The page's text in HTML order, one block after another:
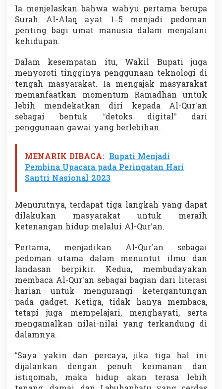
a
n
g
i
G
d
g
e
t
P
e
b
a
a
k
M
e
b
a
c
a
l
-
Q
u
r
’
a
Ia menjelaskan bahwa wahyu pertama berupa
Surah Al-Alaq ayat 1–5 menjadi pedoman
penting bagi umat manusia dalam menjalani
kehidupan.
Dalam kesempatan itu, Wakil Bupati juga
menyoroti tingginya penggunaan teknologi di
tengah masyarakat. Ia mengajak masyarakat
memanfaatkan momentum Ramadhan untuk
lebih mendekatkan diri kepada Al-Qur’an
sebagai bentuk “detoks digital” dari
penggunaan gawai yang berlebihan.
MENARIK DIBACA: Bupati Menjadi
Pembina Upacara pada Peringatan Hari
Santri Nasional 2023
Menurutnya, terdapat tiga langkah yang dapat
dilakukan masyarakat untuk meraih
ketenangan hidup melalui Al-Qur’an.
Pertama, menjadikan Al-Qur’an sebagai
pedoman utama dalam menuntut ilmu dan
landasan berpikir. Kedua, membudayakan
membaca Al-Qur’an sebagai bagian dari literasi
harian untuk mengurangi ketergantungan
pada gadget. Ketiga, tidak hanya membaca,
tetapi juga mempelajari, menghayati, serta
mengamalkan nilai-nilai yang terkandung di
dalamnya.
“Saya yakin dan percaya, jika tiga hal ini
dijalankan dengan penuh keimanan dan
istiqomah, maka hidup akan terasa lebih